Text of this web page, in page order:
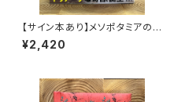
【サイン本あり】メソポタミアの
ボート三人男
¥2,420